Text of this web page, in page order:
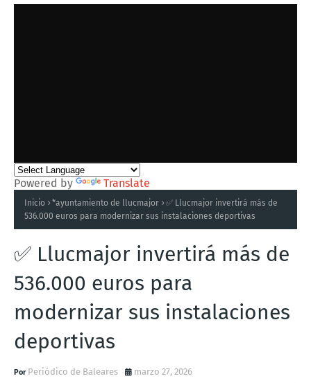
Powered by Translate
Inicio *ayuntamiento de llucmajor
✅ Llucmajor invertirá más de
536.000 euros para modernizar sus instalaciones deportivas
✅ Llucmajor invertirá más de
536.000 euros para
modernizar sus instalaciones
deportivas
Periódico de Baleares marzo 27, 2026